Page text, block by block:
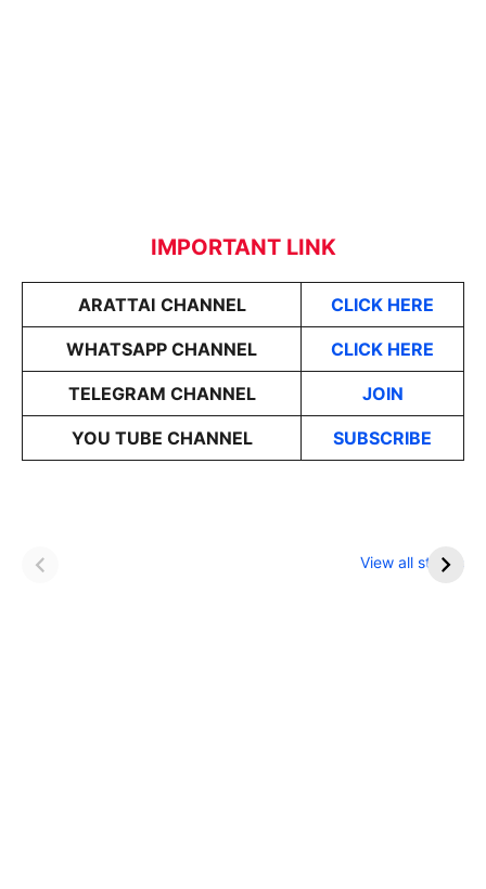
IMPORTANT LINK
ARATTAI CHANNEL CLICK HERE
WHATSAPP CHANNEL CLICK HERE
TELEGRAM CHANNEL JOIN
YOU TUBE CHANNEL SUBSCRIBE
View all stories
से ज्यादा सैलरी
भी न करें ये काम